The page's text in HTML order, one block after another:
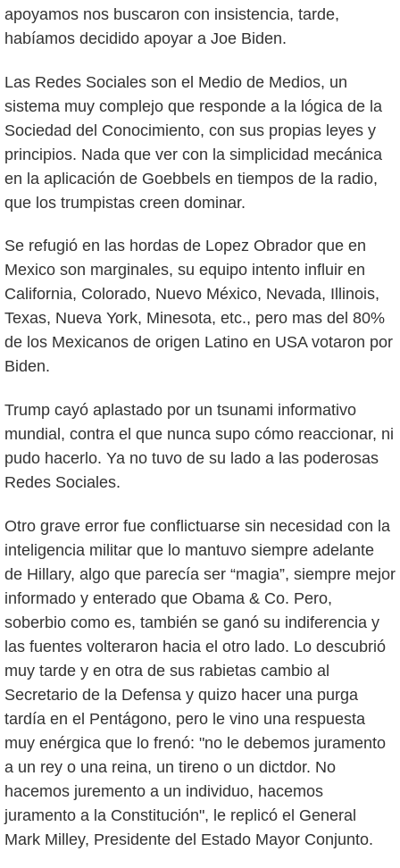
apoyamos nos buscaron con insistencia, tarde,
habíamos decidido apoyar a Joe Biden.
Las Redes Sociales son el Medio de Medios, un
sistema muy complejo que responde a la lógica de la
Sociedad del Conocimiento, con sus propias leyes y
principios. Nada que ver con la simplicidad mecánica
en la aplicación de Goebbels en tiempos de la radio,
que los trumpistas creen dominar.
Se refugió en las hordas de Lopez Obrador que en
Mexico son marginales, su equipo intento influir en
California, Colorado, Nuevo México, Nevada, Illinois,
Texas, Nueva York, Minesota, etc., pero mas del 80%
de los Mexicanos de origen Latino en USA votaron por
Biden.
Trump cayó aplastado por un tsunami informativo
mundial, contra el que nunca supo cómo reaccionar, ni
pudo hacerlo. Ya no tuvo de su lado a las poderosas
Redes Sociales.
Otro grave error fue conflictuarse sin necesidad con la
inteligencia militar que lo mantuvo siempre adelante
de Hillary, algo que parecía ser “magia”, siempre mejor
informado y enterado que Obama & Co. Pero,
soberbio como es, también se ganó su indiferencia y
las fuentes volteraron hacia el otro lado. Lo descubrió
muy tarde y en otra de sus rabietas cambio al
Secretario de la Defensa y quizo hacer una purga
tardía en el Pentágono, pero le vino una respuesta
muy enérgica que lo frenó: "no le debemos juramento
a un rey o una reina, un tireno o un dictdor. No
hacemos juremento a un individuo, hacemos
juramento a la Constitución", le replicó el General
Mark Milley, Presidente del Estado Mayor Conjunto.